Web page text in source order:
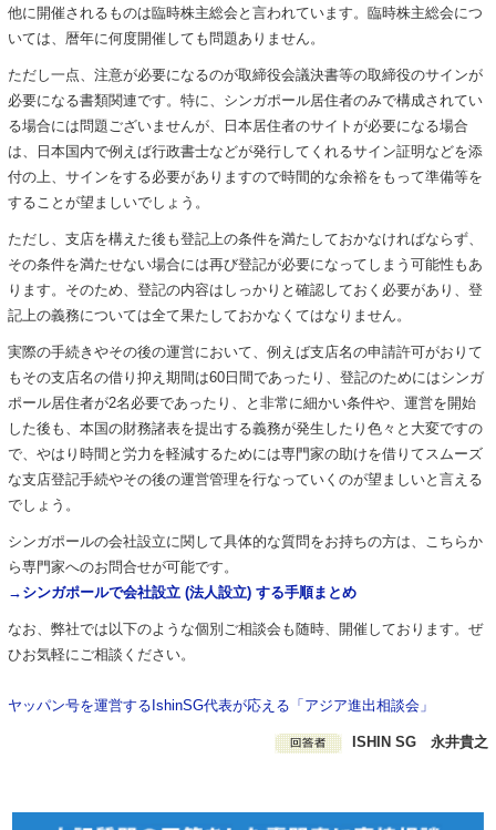
他に開催されるものは臨時株主総会と言われています。臨時株主総会につ
いては、暦年に何度開催しても問題ありません。
ただし一点、注意が必要になるのが取締役会議決書等の取締役のサインが
必要になる書類関連です。特に、シンガポール居住者のみで構成されてい
る場合には問題ございませんが、日本居住者のサイトが必要になる場合
は、日本国内で例えば行政書士などが発行してくれるサイン証明などを添
付の上、サインをする必要がありますので時間的な余裕をもって準備等を
することが望ましいでしょう。
ただし、支店を構えた後も登記上の条件を満たしておかなければならず、
その条件を満たせない場合には再び登記が必要になってしまう可能性もあ
ります。そのため、登記の内容はしっかりと確認しておく必要があり、登
記上の義務については全て果たしておかなくてはなりません。
実際の手続きやその後の運営において、例えば支店名の申請許可がおりて
もその支店名の借り抑え期間は60日間であったり、登記のためにはシンガ
ポール居住者が2名必要であったり、と非常に細かい条件や、運営を開始
した後も、本国の財務諸表を提出する義務が発生したり色々と大変ですの
で、やはり時間と労力を軽減するためには専門家の助けを借りてスムーズ
な支店登記手続やその後の運営管理を行なっていくのが望ましいと言える
でしょう。
シンガポールの会社設立に関して具体的な質問をお持ちの方は、こちらか
ら専門家へのお問合せが可能です。
→ シンガポールで会社設立(法人設立) する手順まとめ
なお、弊社では以下のような個別ご相談会も随時、開催しております。ぜ
ひお気軽にご相談ください。
ヤッパン号を運営するIshinSG代表が応える「アジア進出相談会」
ISHIN SG 永井貴之